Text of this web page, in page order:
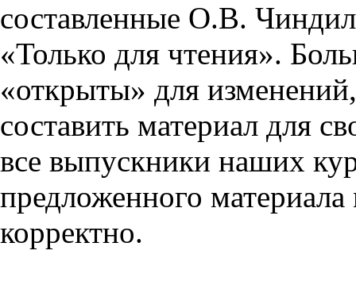
составленные О.В.
«Только для чтения».
«открыты» для
составить материал для
все выпускники наших
предложенного
корректно.